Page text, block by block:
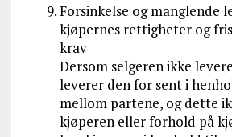
Forsinkelse og manglende
kjøpernes rettigheter og
krav
Dersom selgeren ikke
leverer den for sent i
mellom partene, og dette
kjøperen eller forhold på